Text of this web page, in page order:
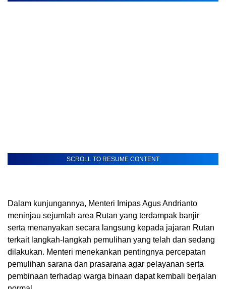
SCROLL TO RESUME CONTENT
Dalam kunjungannya, Menteri Imipas Agus Andrianto
meninjau sejumlah area Rutan yang terdampak banjir
serta menanyakan secara langsung kepada jajaran Rutan
terkait langkah-langkah pemulihan yang telah dan sedang
dilakukan. Menteri menekankan pentingnya percepatan
pemulihan sarana dan prasarana agar pelayanan serta
pembinaan terhadap warga binaan dapat kembali berjalan